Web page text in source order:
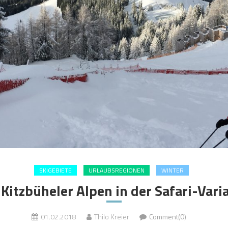
SKIGEBIETE URLAUBSREGIONEN WINTER
Alpen in der Safari-
01.02.2018 Thilo Kreier Comment(0)